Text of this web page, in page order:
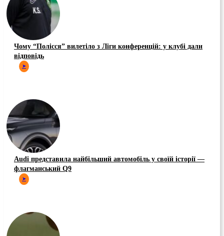
Чому “Полісся” вилетіло з Ліги конференцій: у клубі дали
відповідь
➤
Audi представила найбільший автомобіль у своїй історії —
флагманський Q9
➤